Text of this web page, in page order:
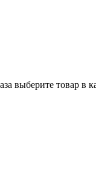
выберите товар в